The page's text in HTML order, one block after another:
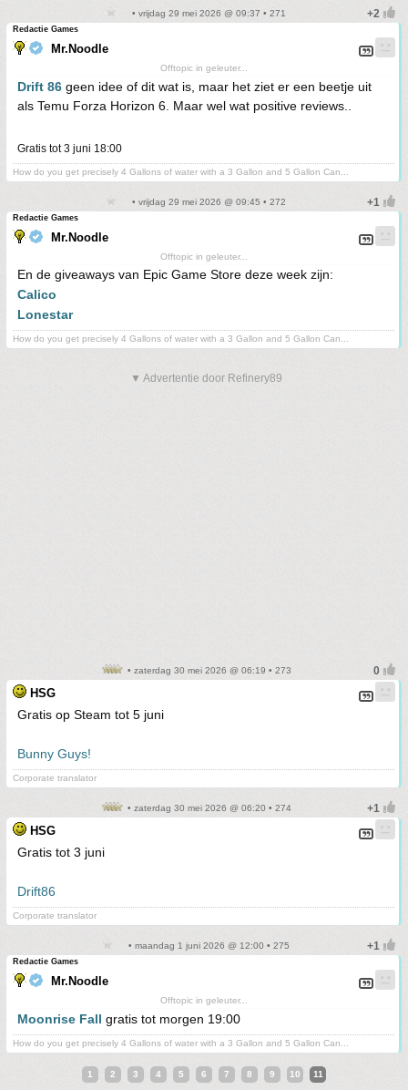
• vrijdag 29 mei 2026 @ 09:37 • 271
Redactie Games
Mr.Noodle
Offtopic in geleuter...
Drift 86 geen idee of dit wat is, maar het ziet er een beetje uit
als Temu Forza Horizon 6. Maar wel wat positive reviews..
Gratis tot 3 juni 18:00
How do you get precisely 4 Gallons of water with a 3 Gallon and 5 Gallon Can...
• vrijdag 29 mei 2026 @ 09:45 • 272
Redactie Games
Mr.Noodle
Offtopic in geleuter...
En de giveaways van Epic Game Store deze week zijn:
Calico
Lonestar
How do you get precisely 4 Gallons of water with a 3 Gallon and 5 Gallon Can...
▼ Advertentie door Refinery89
• zaterdag 30 mei 2026 @ 06:19 • 273
HSG
Gratis op Steam tot 5 juni
Bunny Guys!
Corporate translator
• zaterdag 30 mei 2026 @ 06:20 • 274
HSG
Gratis tot 3 juni
Drift86
Corporate translator
• maandag 1 juni 2026 @ 12:00 • 275
Redactie Games
Mr.Noodle
Offtopic in geleuter...
Moonrise Fall gratis tot morgen 19:00
How do you get precisely 4 Gallons of water with a 3 Gallon and 5 Gallon Can...
1 2 3 4 5 6 7 8 9 10 11